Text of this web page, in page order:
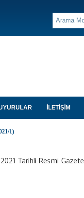
İLETİŞİM
1)
Tarihli Resmi Gazete